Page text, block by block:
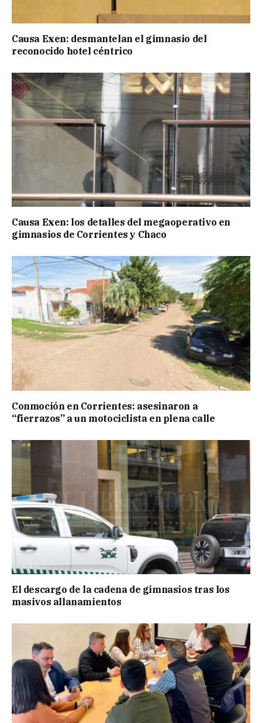
Causa Exen: desmantelan el gimnasio del
reconocido hotel céntrico
Causa Exen: los detalles del megaoperativo en
gimnasios de Corrientes y Chaco
Conmoción en Corrientes: asesinaron a
“fierrazos” a un motociclista en plena calle
El descargo de la cadena de gimnasios tras los
masivos allanamientos